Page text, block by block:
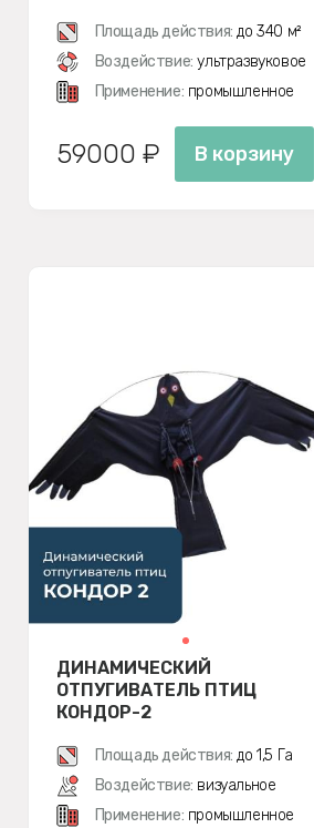
Площадь действия: до 340 м²
Воздействие: ультразвуковое
Применение: промышленное
59000 ₽ В корзину
ДИНАМИЧЕСКИЙ
ОТПУГИВАТЕЛЬ ПТИЦ
КОНДОР-2
Площадь действия: до 1,5 Га
Воздействие: визуальное
Применение: промышленное